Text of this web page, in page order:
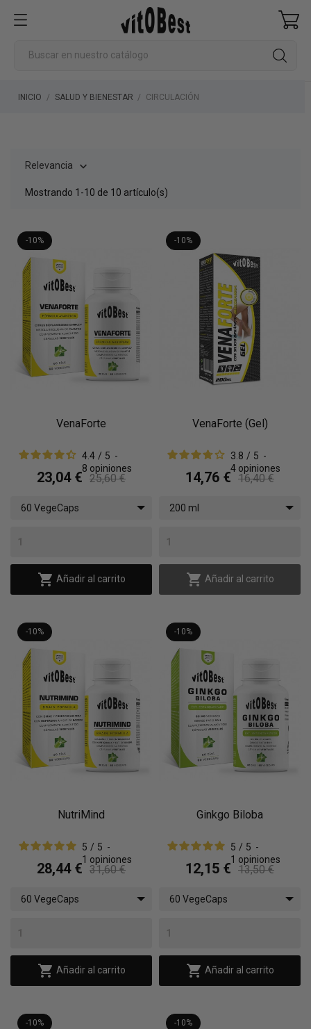
INICIO SALUD Y BIENESTAR CIRCULACIÓN
Relevancia 
Mostrando 1-10 de 10 artículo(s)
-10%
VenaForte
4.4 / 5 -
8 opiniones
23,04 € 25,60 €
60 VegeCaps
 Añadir al carrito
-10%
VenaForte (Gel)
3.8 / 5 -
4 opiniones
14,76 € 16,40 €
200 ml
 Añadir al carrito
-10%
NutriMind
5 / 5 -
1 opiniones
28,44 € 31,60 €
60 VegeCaps
 Añadir al carrito
-10%
Ginkgo Biloba
5 / 5 -
1 opiniones
12,15 € 13,50 €
60 VegeCaps
 Añadir al carrito
-10% -10%